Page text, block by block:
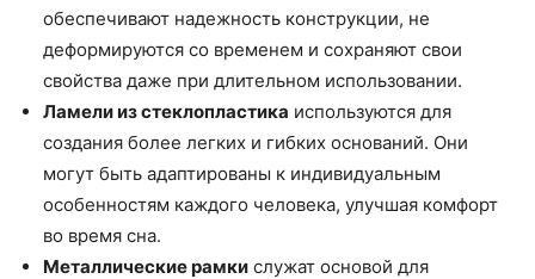
обеспечивают надежность конструкции, не
деформируются со временем и сохраняют свои
свойства даже при длительном использовании.
Ламели из стеклопластика используются для
создания более легких и гибких оснований. Они
могут быть адаптированы к индивидуальным
особенностям каждого человека, улучшая комфорт
во время сна.
Металлические рамки служат основой для